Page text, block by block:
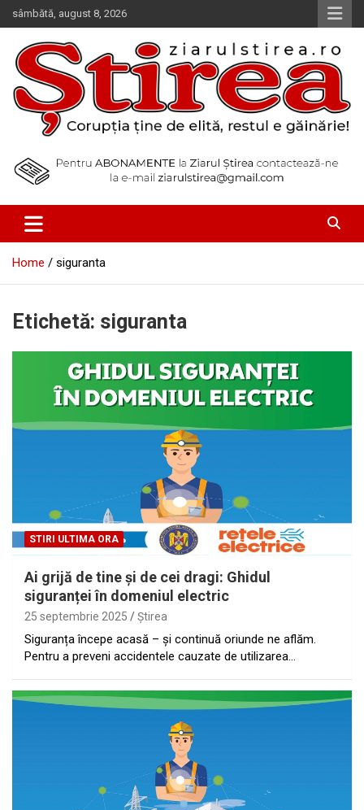
Skip
to
content
sâmbătă, august 8, 2026
Ziarul Știrea
Home siguranta
Etichetă: siguranta
STIRI ULTIMA ORA
Ai grijă de tine și de cei dragi: Ghidul
siguranței în domeniul electric
25 septembrie 2025 Ştirea
Siguranța începe acasă – și continuă oriunde ne aflăm.
Pentru a preveni accidentele cauzate de utilizarea…